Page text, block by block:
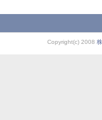
Copyright(c) 2008